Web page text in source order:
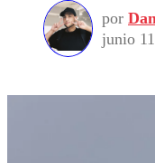
por
junio